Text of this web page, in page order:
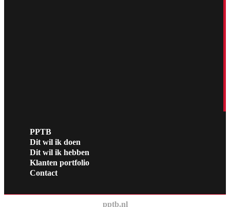
PPTB
Dit wil ik doen
Dit wil ik hebben
Klanten portfolio
Contact
pptb.nl